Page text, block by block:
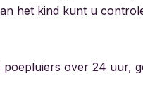
het kind kunt u
poepluiers over 24 uur,